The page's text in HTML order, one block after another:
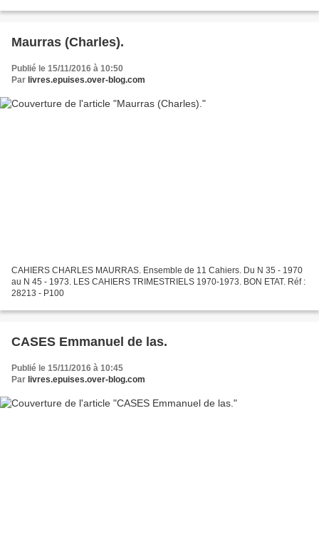
Maurras (Charles).
Publié le 15/11/2016 à 10:50
Par livres.epuises.over-blog.com
CAHIERS CHARLES MAURRAS. Ensemble de 11 Cahiers. Du N 35 - 1970
au N 45 - 1973. LES CAHIERS TRIMESTRIELS 1970-1973. BON ETAT. Réf :
28213 - P100
CASES Emmanuel de las.
Publié le 15/11/2016 à 10:45
Par livres.epuises.over-blog.com